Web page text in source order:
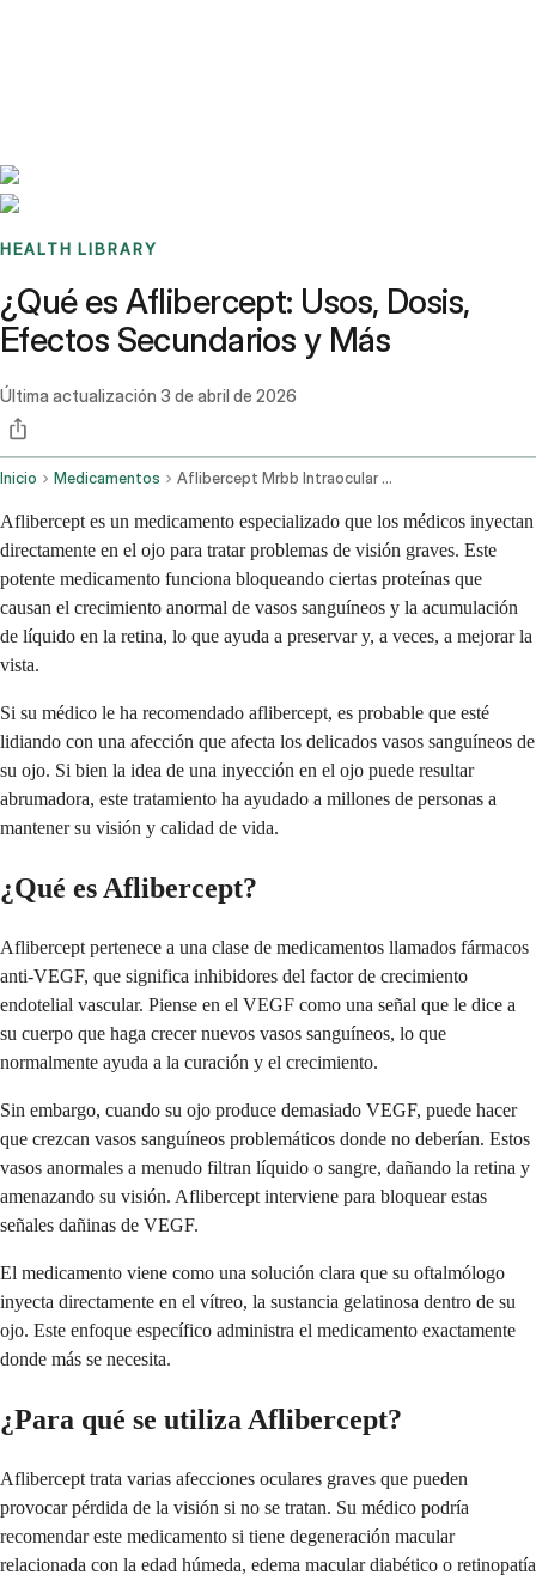
HEALTH LIBRARY
¿Qué es Aflibercept: Usos, Dosis,
Efectos Secundarios y Más
Última actualización 3 de abril de 2026
Inicio Medicamentos Aflibercept Mrbb Intraocular Route
Aflibercept es un medicamento especializado que los médicos inyectan
directamente en el ojo para tratar problemas de visión graves. Este
potente medicamento funciona bloqueando ciertas proteínas que
causan el crecimiento anormal de vasos sanguíneos y la acumulación
de líquido en la retina, lo que ayuda a preservar y, a veces, a mejorar la
vista.
Si su médico le ha recomendado aflibercept, es probable que esté
lidiando con una afección que afecta los delicados vasos sanguíneos de
su ojo. Si bien la idea de una inyección en el ojo puede resultar
abrumadora, este tratamiento ha ayudado a millones de personas a
mantener su visión y calidad de vida.
¿Qué es Aflibercept?
Aflibercept pertenece a una clase de medicamentos llamados fármacos
anti-VEGF, que significa inhibidores del factor de crecimiento
endotelial vascular. Piense en el VEGF como una señal que le dice a
su cuerpo que haga crecer nuevos vasos sanguíneos, lo que
normalmente ayuda a la curación y el crecimiento.
Sin embargo, cuando su ojo produce demasiado VEGF, puede hacer
que crezcan vasos sanguíneos problemáticos donde no deberían. Estos
vasos anormales a menudo filtran líquido o sangre, dañando la retina y
amenazando su visión. Aflibercept interviene para bloquear estas
señales dañinas de VEGF.
El medicamento viene como una solución clara que su oftalmólogo
inyecta directamente en el vítreo, la sustancia gelatinosa dentro de su
ojo. Este enfoque específico administra el medicamento exactamente
donde más se necesita.
¿Para qué se utiliza Aflibercept?
Aflibercept trata varias afecciones oculares graves que pueden
provocar pérdida de la visión si no se tratan. Su médico podría
recomendar este medicamento si tiene degeneración macular
relacionada con la edad húmeda, edema macular diabético o retinopatía